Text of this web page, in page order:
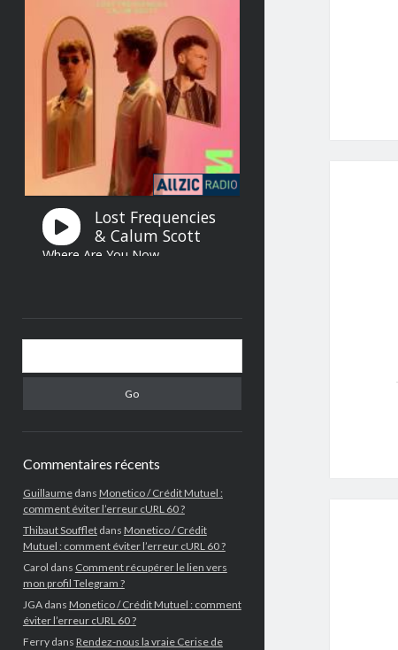
Commentaires récents
Guillaumedans Monetico / Crédit Mutuel :
comment éviter l’erreur cURL 60 ?
Thibaut Souffletdans Monetico / Crédit
Mutuel : comment éviter l’erreur cURL 60 ?
Carol dans Comment récupérer le lien vers
mon profil Telegram ?
JGAdans Monetico / Crédit Mutuel : comment
éviter l’erreur cURL 60 ?
Ferrydans Rendez-nous la vraie Cerise de